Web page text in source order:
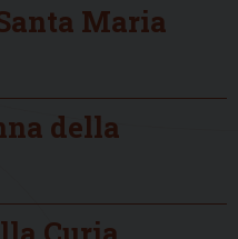
Maria
della